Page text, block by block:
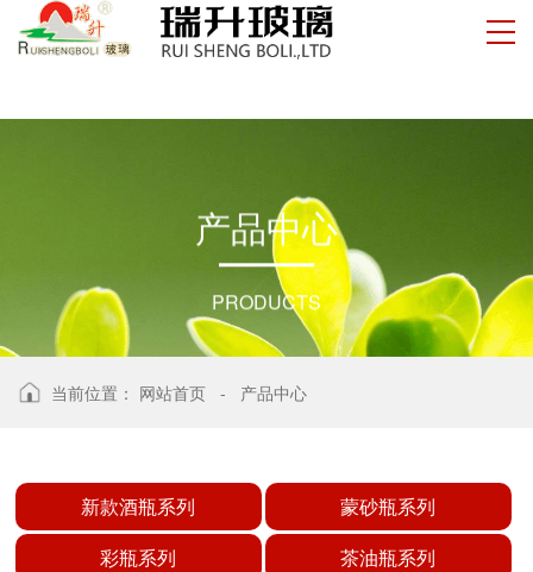
产品中心
PRODUCTS
当前位置： 网站首页 - 产品中心
新款酒瓶系列
蒙砂瓶系列
彩瓶系列
茶油瓶系列